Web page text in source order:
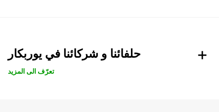
حلفائنا و شركائنا في يوربكار
تعرّف الى المزيد